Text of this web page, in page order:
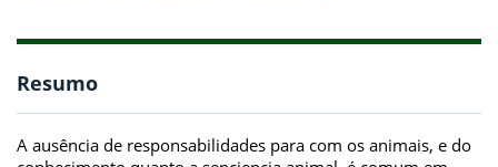
Resumo
A ausência de responsabilidades para com os animais, e do